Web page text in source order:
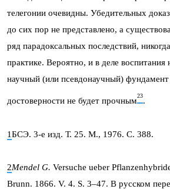
телегонии очевидны. Убедительных
до сих пор не представлено, а
ряд парадоксальных последствий,
практике. Вероятно, и в деле воспитания
научный (или псевдонаучный) фундамент
достоверности не будет прочным
23
.
1БСЭ. 3-е изд. Т. 25. М., 1976. С. 388.
2Mendel G. Versuche ueber
Brunn. 1866. V. 4. S. 3–47. В русском